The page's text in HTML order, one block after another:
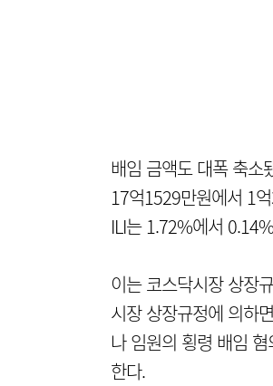
배임 금액도 대폭 축소
17억1529만원에서 1
ILI는 1.72%에서
이는 코스닥시장 상장
시장 상장규정에 의하
나 임원의 횡령 배임
한다.